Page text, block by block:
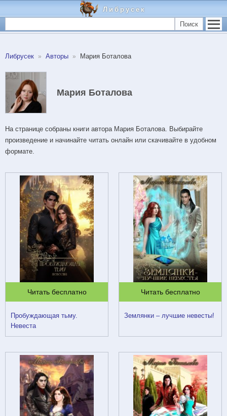
Либрусек
Поиск
Либрусек Авторы Мария Боталова
Мария Боталова
На странице собраны книги автора Мария Боталова. Выбирайте
произведение и начинайте читать онлайн или скачивайте в удобном
формате.
Читать бесплатно
Пробуждающая тьму.
Невеста
Читать бесплатно
Землянки – лучшие невесты!